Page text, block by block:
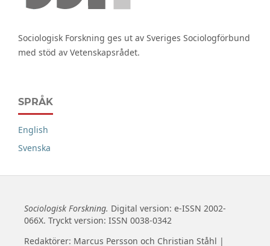
Sociologisk Forskning ges ut av Sveriges Sociologförbund
med stöd av Vetenskapsrådet.
SPRÅK
English
Svenska
Sociologisk Forskning. Digital version: e-ISSN 2002-
066X. Tryckt version: ISSN 0038-0342
Redaktörer: Marcus Persson och Christian Ståhl |